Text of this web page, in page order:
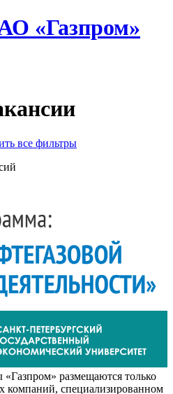
все фильтры
размещаются только
компаний, специализированном